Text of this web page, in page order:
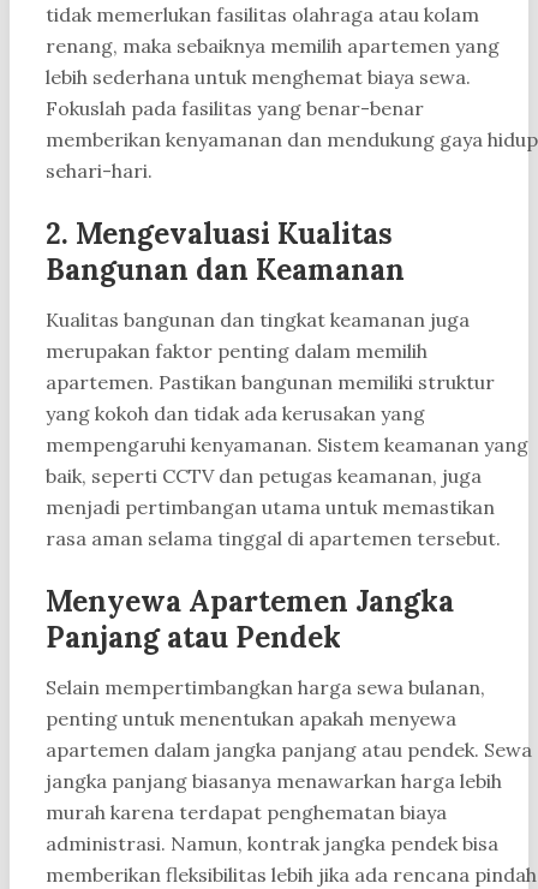
tidak memerlukan fasilitas olahraga atau kolam
renang, maka sebaiknya memilih apartemen yang
lebih sederhana untuk menghemat biaya sewa.
Fokuslah pada fasilitas yang benar-benar
memberikan kenyamanan dan mendukung gaya hidup
sehari-hari.
2. Mengevaluasi Kualitas
Bangunan dan Keamanan
Kualitas bangunan dan tingkat keamanan juga
merupakan faktor penting dalam memilih
apartemen. Pastikan bangunan memiliki struktur
yang kokoh dan tidak ada kerusakan yang
mempengaruhi kenyamanan. Sistem keamanan yang
baik, seperti CCTV dan petugas keamanan, juga
menjadi pertimbangan utama untuk memastikan
rasa aman selama tinggal di apartemen tersebut.
Menyewa Apartemen Jangka
Panjang atau Pendek
Selain mempertimbangkan harga sewa bulanan,
penting untuk menentukan apakah menyewa
apartemen dalam jangka panjang atau pendek. Sewa
jangka panjang biasanya menawarkan harga lebih
murah karena terdapat penghematan biaya
administrasi. Namun, kontrak jangka pendek bisa
memberikan fleksibilitas lebih jika ada rencana pindah